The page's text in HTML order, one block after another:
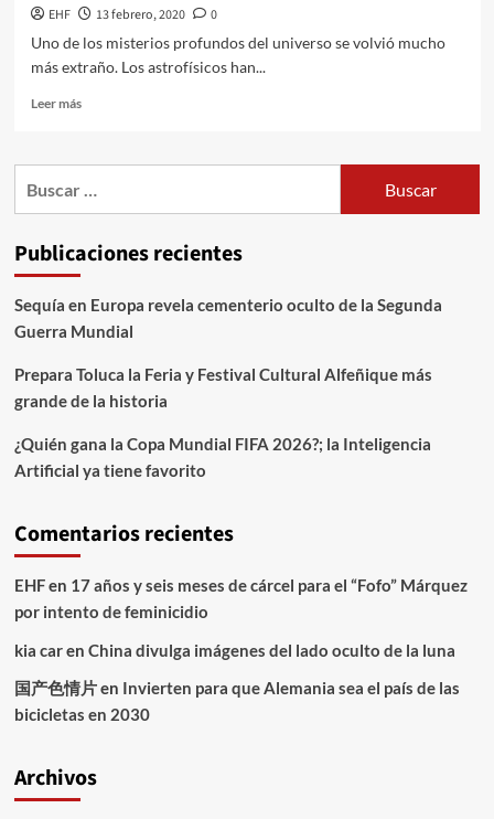
EHF 13 febrero, 2020
0
Uno de los misterios profundos del universo se volvió mucho
más extraño. Los astrofísicos han...
Leer más
Publicaciones recientes
Sequía en Europa revela cementerio oculto de la Segunda
Guerra Mundial
Prepara Toluca la Feria y Festival Cultural Alfeñique más
grande de la historia
¿Quién gana la Copa Mundial FIFA 2026?; la Inteligencia
Artificial ya tiene favorito
Comentarios recientes
EHFen 17 años y seis meses de cárcel para el “Fofo” Márquez
por intento de feminicidio
kia caren China divulga imágenes del lado oculto de la luna
国产色情片en Invierten para que Alemania sea el país de las
bicicletas en 2030
Archivos